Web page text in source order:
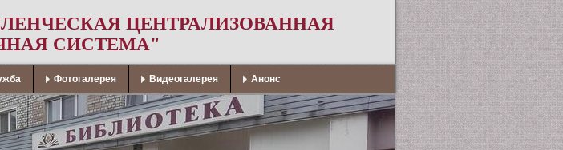
ЦЕНТРАЛИЗОВАННАЯ
СИСТЕМА"
Фотогалерея Видеогалерея Анонс